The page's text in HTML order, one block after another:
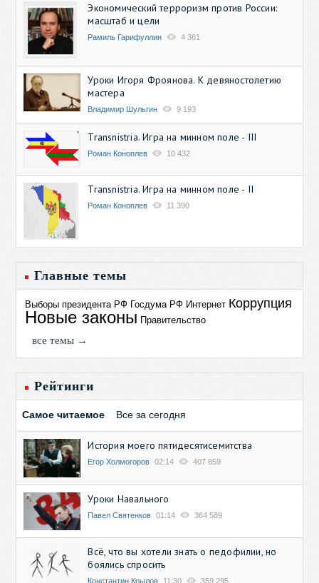
Экономический терроризм против России:
масштаб и цели
Рамиль Гарифуллин 4 361
Уроки Игоря Фроянова. К девяностолетию
мастера
Владимир Шульгин 9 193
Transnistria. Игра на минном поле - III
Роман Коноплев 10 432
Transnistria. Игра на минном поле - II
Роман Коноплев 11 390
Главные темы
Выборы президента РФ Госдума РФ Интернет Коррупция
Новые законы Правительство
все темы →
Рейтинги
Самое читаемое Все за сегодня
История моего пятидесятисемитства
Егор Холмогоров 02:14 407 859
Уроки Навального
Павел Святенков 01:14 364 589
Всё, что вы хотели знать о педофилии, но
боялись спросить
Константин Крылов 11:30 359 295